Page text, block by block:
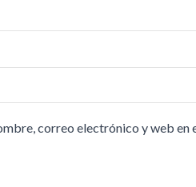
correo electrónico y web en